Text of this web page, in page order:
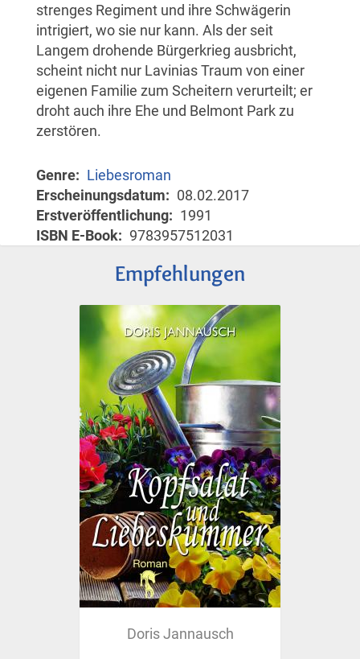
strenges Regiment und ihre Schwägerin
intrigiert, wo sie nur kann. Als der seit
Langem drohende Bürgerkrieg ausbricht,
scheint nicht nur Lavinias Traum von einer
eigenen Familie zum Scheitern verurteilt; er
droht auch ihre Ehe und Belmont Park zu
zerstören.
Genre
Liebesroman
Erscheinungsdatum
08.02.2017
Erstveröffentlichung
1991
ISBN E-Book
9783957512031
Empfehlungen
Doris Jannausch